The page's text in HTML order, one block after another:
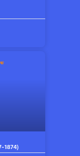
1874)